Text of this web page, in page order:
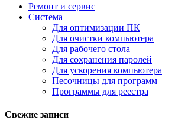
Ремонт и сервис
Система
Для оптимизации ПК
Для очистки компьютера
Для рабочего стола
Для сохранения паролей
Для ускорения компьютера
Песочницы для программ
Программы для реестра
Свежие записи